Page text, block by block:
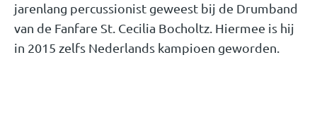
jarenlang percussionist geweest bij de Drumband
van de Fanfare St. Cecilia Bocholtz. Hiermee is hij
in 2015 zelfs Nederlands kampioen geworden.